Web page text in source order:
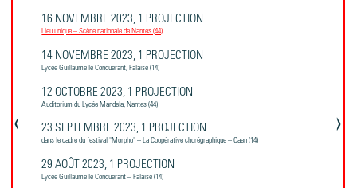
16 NOVEMBRE 2023, 1 PROJECTION
Lieu unique – Scène nationale de Nantes (44)
14 NOVEMBRE 2023, 1 PROJECTION
Lycée Guillaume le Conquérant, Falaise (14)
12 OCTOBRE 2023, 1 PROJECTION
Auditorium du Lycée Mandela, Nantes (44)
23 SEPTEMBRE 2023, 1 PROJECTION
dans le cadre du festival "Morpho" – La Coopérative chorégraphique – Caen (14)
29 AOÛT 2023, 1 PROJECTION
Lycée Guillaume le Conquérant – Falaise (14)
‹ Page précédente ›